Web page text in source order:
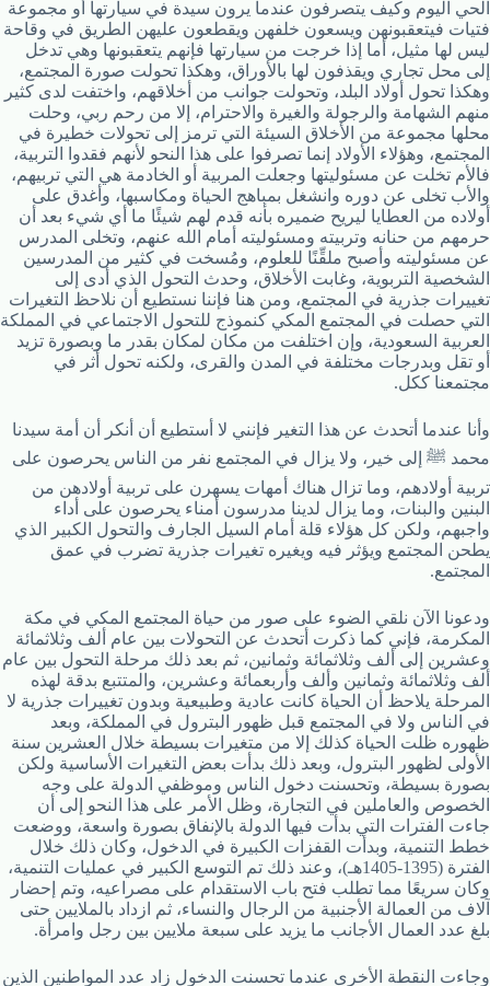
الحي اليوم وكيف يتصرفون عندما يرون سيدة في سيارتها أو مجموعة
فتيات فيتعقبونهن ويسعون خلفهن ويقطعون عليهن الطريق في وقاحة
ليس لها مثيل، أما إذا خرجت من سيارتها فإنهم يتعقبونها وهي تدخل
إلى محل تجاري ويقذفون لها بالأوراق، وهكذا تحولت صورة المجتمع،
وهكذا تحول أولاد البلد، وتحولت جوانب من أخلاقهم، واختفت لدى كثير
منهم الشهامة والرجولة والغيرة والاحترام، إلا من رحم ربي، وحلت
محلها مجموعة من الأخلاق السيئة التي ترمز إلى تحولات خطيرة في
المجتمع، وهؤلاء الأولاد إنما تصرفوا على هذا النحو لأنهم فقدوا التربية،
فالأم تخلت عن مسئوليتها وجعلت المربية أو الخادمة هي التي تربيهم،
والأب تخلى عن دوره وانشغل بمباهج الحياة ومكاسبها، وأغدق على
أولاده من العطايا ليريح ضميره بأنه قدم لهم شيئًا ما أي شيء بعد أن
حرمهم من حنانه وتربيته ومسئوليته أمام الله عنهم، وتخلى المدرس
عن مسئوليته وأصبح ملقِّنًا للعلوم، ومُسخت في كثير من المدرسين
الشخصية التربوية، وغابت الأخلاق، وحدث التحول الذي أدى إلى
تغييرات جذرية في المجتمع، ومن هنا فإننا نستطيع أن نلاحظ التغيرات
التي حصلت في المجتمع المكي كنموذج للتحول الاجتماعي في المملكة
العربية السعودية، وإن اختلفت من مكان لمكان بقدر ما وبصورة تزيد
أو تقل وبدرجات مختلفة في المدن والقرى، ولكنه تحول أثر في
مجتمعنا ككل.
وأنا عندما أتحدث عن هذا التغير فإنني لا أستطيع أن أنكر أن أمة سيدنا
محمد ﷺ إلى خير، ولا يزال في المجتمع نفر من الناس يحرصون على
تربية أولادهم، وما تزال هناك أمهات يسهرن على تربية أولادهن من
البنين والبنات، وما يزال لدينا مدرسون أمناء يحرصون على أداء
واجبهم، ولكن كل هؤلاء قلة أمام السيل الجارف والتحول الكبير الذي
يطحن المجتمع ويؤثر فيه ويغيره تغيرات جذرية تضرب في عمق
المجتمع.
ودعونا الآن نلقي الضوء على صور من حياة المجتمع المكي في مكة
المكرمة، فإني كما ذكرت أتحدث عن التحولات بين عام ألف وثلاثمائة
وعشرين إلى ألف وثلاثمائة وثمانين، ثم بعد ذلك مرحلة التحول بين عام
ألف وثلاثمائة وثمانين وألف وأربعمائة وعشرين، والمتتبع بدقة لهذه
المرحلة يلاحظ أن الحياة كانت عادية وطبيعية وبدون تغييرات جذرية لا
في الناس ولا في المجتمع قبل ظهور البترول في المملكة، وبعد
ظهوره ظلت الحياة كذلك إلا من متغيرات بسيطة خلال العشرين سنة
الأولى لظهور البترول، وبعد ذلك بدأت بعض التغيرات الأساسية ولكن
بصورة بسيطة، وتحسنت دخول الناس وموظفي الدولة على وجه
الخصوص والعاملين في التجارة، وظل الأمر على هذا النحو إلى أن
جاءت الفترات التي بدأت فيها الدولة بالإنفاق بصورة واسعة، ووضعت
خطط التنمية، وبدأت القفزات الكبيرة في الدخول، وكان ذلك خلال
الفترة (1395-1405هـ)، وعند ذلك تم التوسع الكبير في عمليات التنمية،
وكان سريعًا مما تطلب فتح باب الاستقدام على مصراعيه، وتم إحضار
آلاف من العمالة الأجنبية من الرجال والنساء، ثم ازداد بالملايين حتى
بلغ عدد العمال الأجانب ما يزيد على سبعة ملايين بين رجل وامرأة.
وجاءت النقطة الأخرى عندما تحسنت الدخول زاد عدد المواطنين الذين